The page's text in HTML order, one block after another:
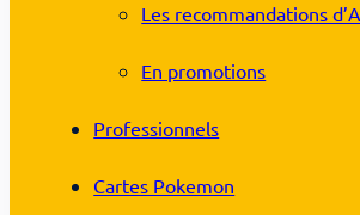
Les recommandations
En promotions
Professionnels
Cartes Pokemon